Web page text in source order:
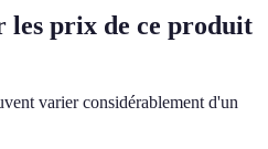
les prix de ce produit
varier considérablement d'un